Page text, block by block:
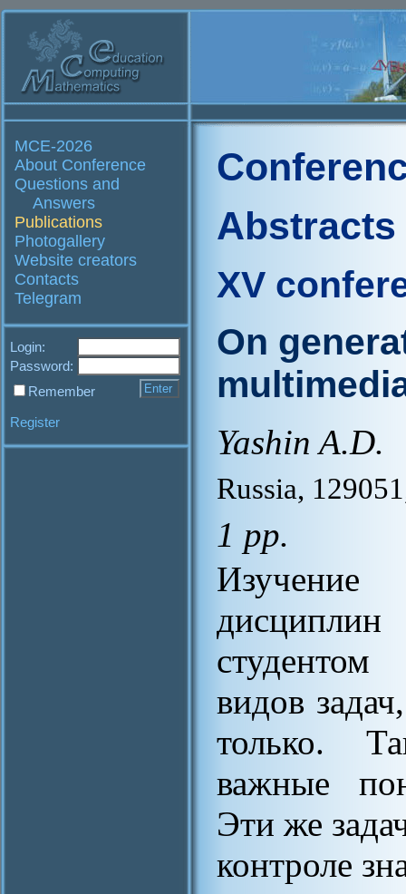
MCE-2026
About Conference
Questions and
Answers
Publications
Photogallery
Website creators
Contacts
Telegram
Login:
Password:
Remember
Register
Abstracts
XV
On
Yashin A.D.
Russia,
1 pp.
видов
только.
важные
Эти же
контроле